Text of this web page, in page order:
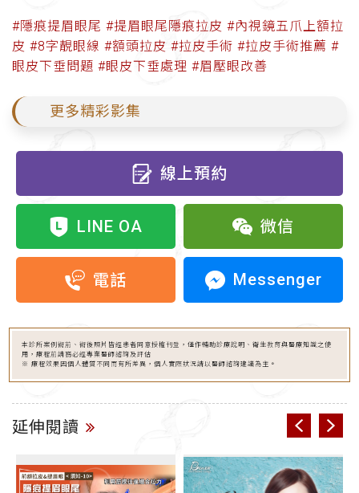
#隱痕提眉眼尾 #提眉眼尾隱痕拉皮 #內視鏡五爪上額拉
皮 #8字靚眼線 #額頭拉皮 #拉皮手術 #拉皮手術推薦 #
眼皮下垂問題 #眼皮下垂處理 #眉壓眼改善
更多精彩影集
線上預約
LINE OA 微信
電話 Messenger
本診所案例術前、術後照片皆經患者同意授權刊登，僅作輔助診療說明、衛生教育與醫療知識之使
用，療程前請務必經專業醫師諮詢及評估
※ 療程效果因個人體質不同而有所差異，個人實際狀況請以醫師諮詢建議為主。
延伸閱讀